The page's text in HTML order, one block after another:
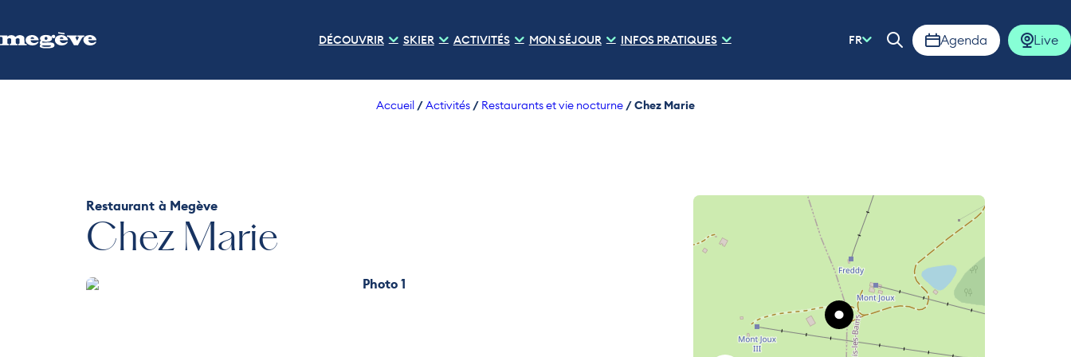
DÉCOUVRIR SKIER ACTIVITÉS MON SÉJOUR INFOS PRATIQUES FR
Ouvrir la barre de
Agenda Live
Accueil /Activités / Restaurants et vie nocturne /Chez Marie
Restaurant à Megève
Chez Marie
Photo 1